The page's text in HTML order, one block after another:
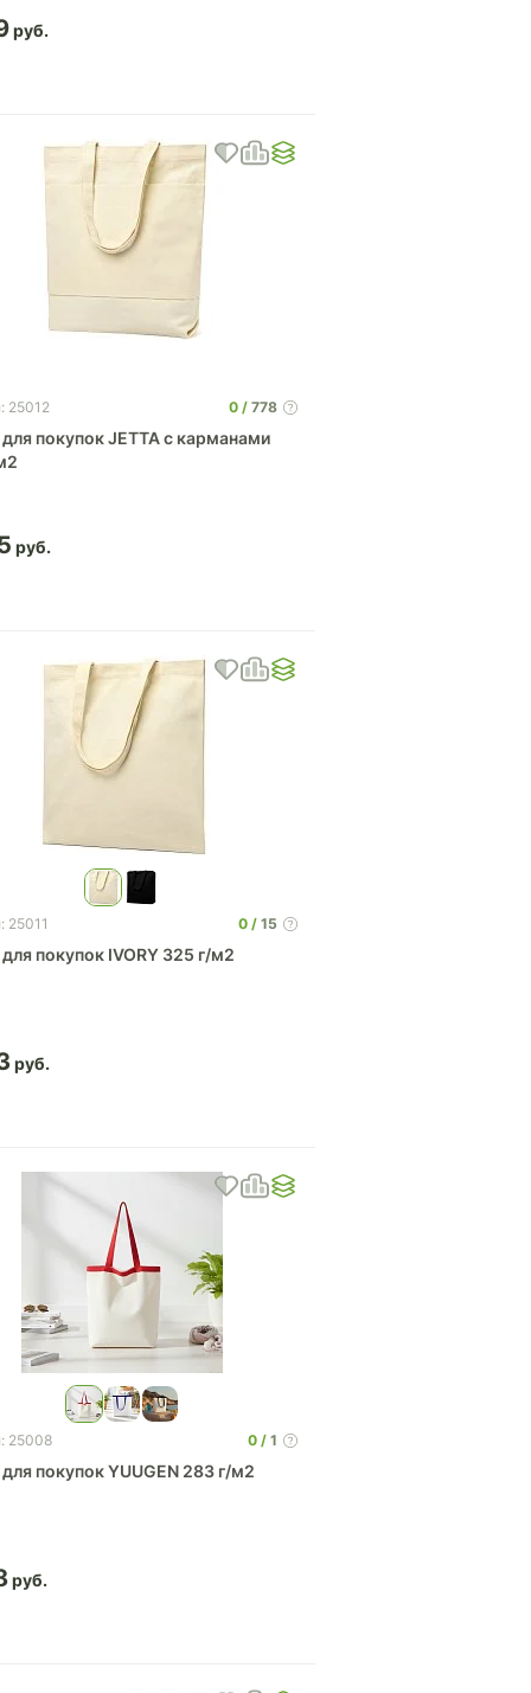
25012 0 778
покупок JETTA с карманами
25011 0 15
покупок IVORY 325 г/м2
25008 0 1
покупок YUUGEN 283 г/м2